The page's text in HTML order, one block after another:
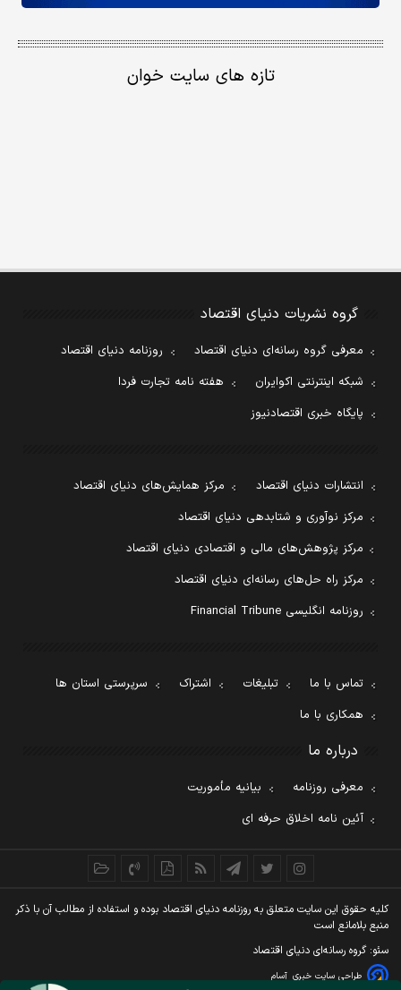
تازه های سایت خوان
گروه نشریات دنیای اقتصاد
معرفی گروه رسانه‌ای دنیای اقتصاد
روزنامه دنیای اقتصاد
شبکه اینترنتی اکوایران
هفته نامه تجارت فردا
پایگاه خبری اقتصادنیوز
انتشارات دنیای اقتصاد
مرکز همایش‌های دنیای اقتصاد
مرکز نوآوری و شتابدهی دنیای اقتصاد
مرکز پژوهش‌های مالی و اقتصادی دنیای اقتصاد
مرکز راه حل‌های رسانه‌ای دنیای اقتصاد
روزنامه انگلیسی Financial Tribune
تماس با ما تبلیغات اشتراک
سرپرستی استان ها
همکاری با ما
درباره ما
معرفی روزنامه
بیانیه مأموریت
آئین نامه اخلاق حرفه ای
کليه حقوق اين سايت متعلق به روزنامه دنيای اقتصاد بوده و استفاده از مطالب آن با ذکر
منبع بلامانع است
سئو: گروه رسانه‌ای دنیای اقتصاد
طراحی سایت خبری آسام